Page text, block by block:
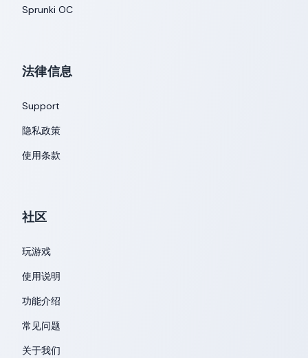
Sprunki OC
法律信息
Support
隐私政策
使用条款
社区
玩游戏
使用说明
功能介绍
常见问题
关于我们